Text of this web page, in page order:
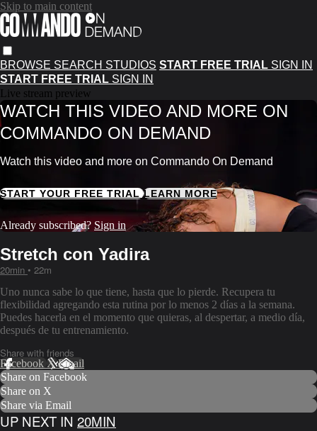
Skip to main content
BROWSE SEARCH STUDIOS START FREE TRIAL SIGN IN
START FREE TRIAL SIGN IN
Live stream preview
WATCH THIS VIDEO AND MORE ON
COMMANDO ON DEMAND
Watch this video and more on Commando On Demand
START YOUR FREE TRIALLEARN MORE
Already subscribed? Sign in
Stretch con Yadira
20min • 22m
Uno nunca sabe lo que tiene, hasta que lo pierde. Recupera tu
flexibilidad agregando esta rutina por lo menos 2 días a la semana.
Puedes hacerla en el momento que quieras, al despertar, a medio día,
después de tu entrenamiento.
Share with friends
Facebook XEmail
Share on Facebook
Share on X
Share via Email
UP NEXT IN 20MIN